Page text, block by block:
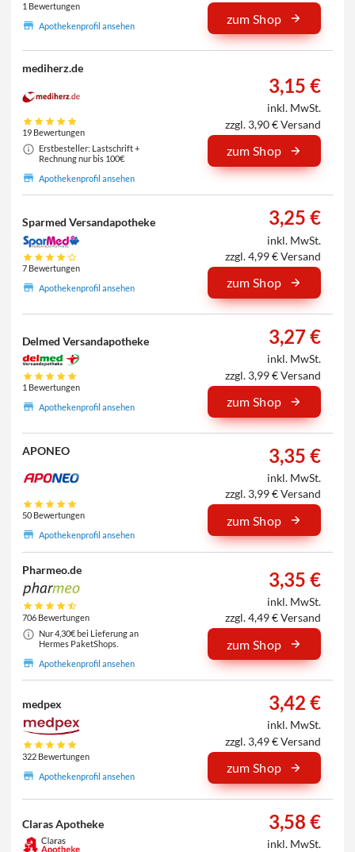
1 Bewertungen
Apothekenprofil ansehen
zum Shop
mediherz.de
19 Bewertungen
Erstbesteller: Lastschrift +
Rechnung nur bis 100€
Apothekenprofil ansehen
3,15 €
inkl. MwSt.
zzgl. 3,90 € Versand
zum Shop
Sparmed Versandapotheke
7 Bewertungen
Apothekenprofil ansehen
3,25 €
inkl. MwSt.
zzgl. 4,99 € Versand
zum Shop
Delmed Versandapotheke
1 Bewertungen
Apothekenprofil ansehen
3,27 €
inkl. MwSt.
zzgl. 3,99 € Versand
zum Shop
APONEO
50 Bewertungen
Apothekenprofil ansehen
3,35 €
inkl. MwSt.
zzgl. 3,99 € Versand
zum Shop
Pharmeo.de
706 Bewertungen
Nur 4,30€ bei Lieferung an
Hermes PaketShops.
Apothekenprofil ansehen
3,35 €
inkl. MwSt.
zzgl. 4,49 € Versand
zum Shop
medpex
322 Bewertungen
Apothekenprofil ansehen
3,42 €
inkl. MwSt.
zzgl. 3,49 € Versand
zum Shop
Claras Apotheke 3,58 €
inkl. MwSt.